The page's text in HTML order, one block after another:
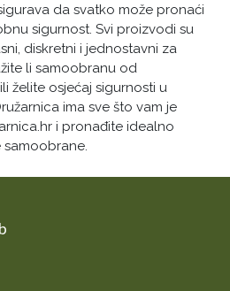
da svatko može pronaći
sigurnost. Svi proizvodi su
diskretni i jednostavni za
li samoobranu od
želite osjećaj sigurnosti u
ima sve što vam je
i pronađite idealno